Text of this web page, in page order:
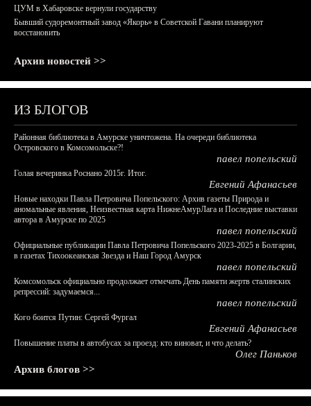
ЦУМ в Хабаровске вернули государству
Бывший судоремонтный завод «Якорь» в Советской Гавани планируют
восстановить
Архив новостей >>
ИЗ БЛОГОВ
Районная библиотека в Амурске уничтожена. На очереди библиотека
Островского в Комсомольске?!
павел попельский
Голая вечеринка Роснано 2015г. Итог.
Евгений Афанасьев
Новые находки Павла Петровича Попельского: Архив газеты Природа и
аномальные явления, Неизвестная карта НижнеАмурЛага и Последние выставки
автора в Амурске по 2025
павел попельский
Официальные публикации Павла Петровича Попельского 2023-2025 в Болгарии,
в газетах Тихоокеанская Звезда и Наш Город Амурск
павел попельский
Комсомольск официально продолжает отмечать День памяти жертв сталинских
репрессий: задумаемся...
павел попельский
Кого боится Путин: Сергей Фургал
Евгений Афанасьев
Повышение платы в автобусах за проезд: кто виноват, и что делать?
Олег Паньков
Архив блогов >>